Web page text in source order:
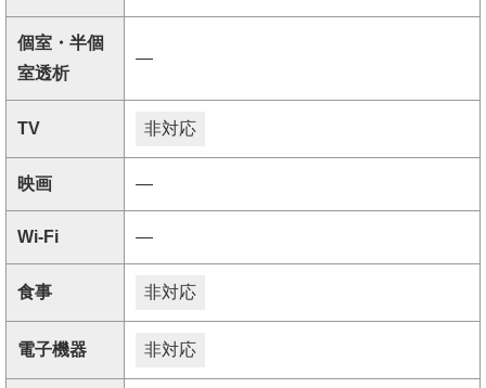
個室・半個
室透析
―
TV 非対応
映画 ―
Wi-Fi ―
食事 非対応
電子機器 非対応